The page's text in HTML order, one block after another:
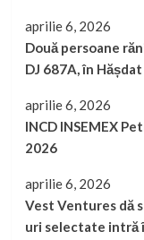
aprilie 6, 2026
Două persoane
DJ 687A, în Hășdat
aprilie 6, 2026
INCD INSEMEX
2026
aprilie 6, 2026
Vest Ventures dă
uri selectate intră